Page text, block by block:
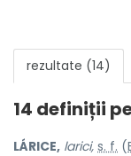
rezultate (14)
14 definiții
LÁRICE, larici, s. f. (